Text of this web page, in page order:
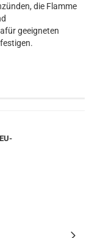
die Flamme
geeigneten